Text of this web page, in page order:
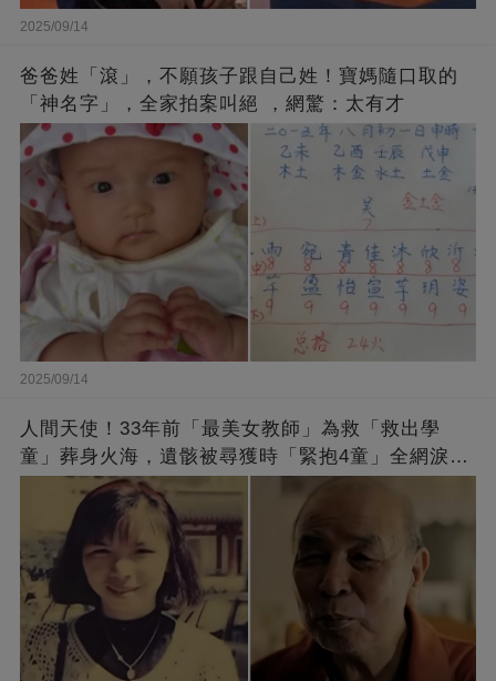
2025/09/14
爸爸姓「滾」，不願孩子跟自己姓！寶媽隨口取的
「神名字」，全家拍案叫絕 ，網驚：太有才
2025/09/14
人間天使！33年前「最美女教師」為救「救出學
童」葬身火海，遺骸被尋獲時「緊抱4童」全網淚
崩：真正的英雄不該被遺忘